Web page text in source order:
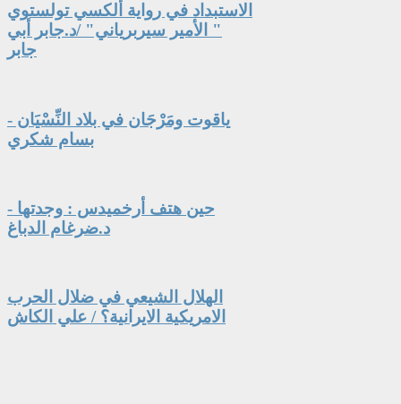
الاستبداد في رواية ألكسي تولستوي
" الأمير سيربرياني" /د.جابر أبي
جابر
ياقوت ومَرْجَان في بلاد النِّسْيَان -
بسام شكري
حين هتف أرخميدس : وجدتها -
د.ضرغام الدباغ
الهلال الشيعي في ضلال الحرب
الامريكية الايرانية؟ / علي الكاش